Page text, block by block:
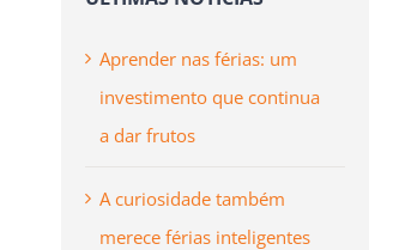
Aprender nas férias: um
investimento que continua
a dar frutos
A curiosidade também
merece férias inteligentes